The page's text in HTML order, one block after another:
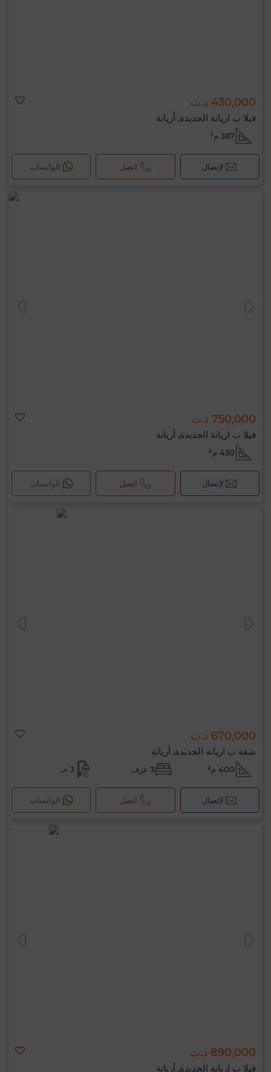
430,000 د.ت
فيلا ب اريانة الجديدة, أريانة
387 م²
لإتصال اتصل الواتساب
750,000 د.ت
فيلا ب اريانة الجديدة, أريانة
450 م²
لإتصال اتصل الواتساب
670,000 د.ت
شقة ب اريانة الجديدة, أريانة
400 م² 3 غرف 3 حـ
لإتصال اتصل الواتساب
890,000 د.ت
فيلا ب اريانة الجديدة, أريانة